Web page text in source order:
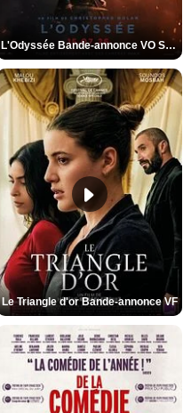
L'Odyssée Bande-annonce VO STFR
Le Triangle d'or Bande-annonce VF